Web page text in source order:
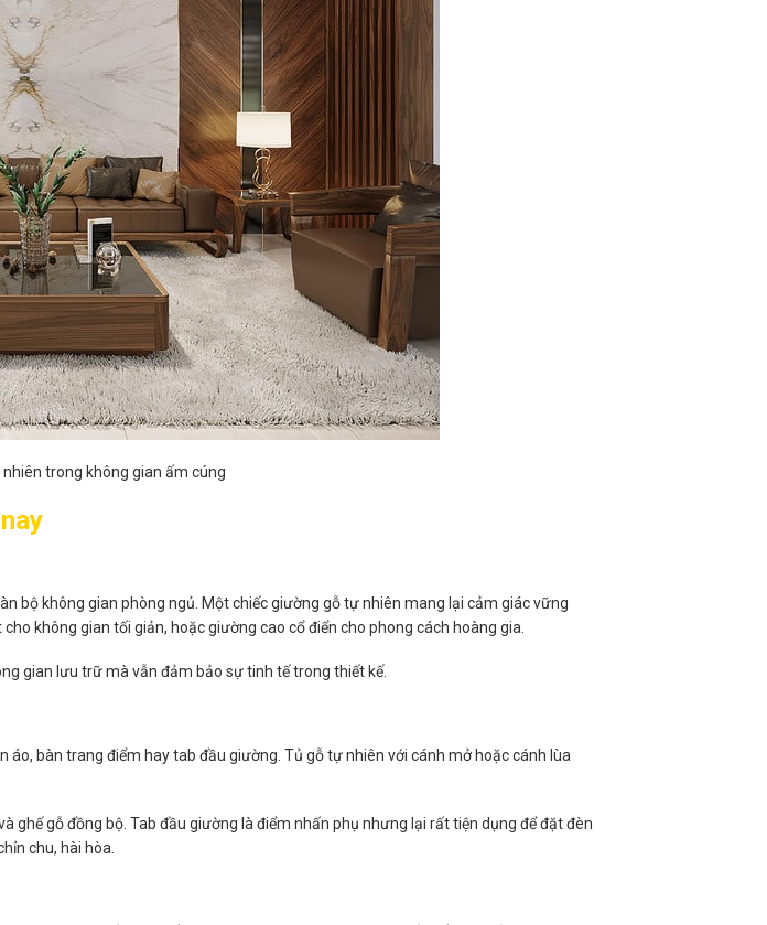
trong không gian ấm cúng
bộ không gian phòng ngủ. Một chiếc giường gỗ tự nhiên mang lại cảm giác vững
không gian tối giản, hoặc giường cao cổ điển cho phong cách hoàng gia.
gian lưu trữ mà vẫn đảm bảo sự tinh tế trong thiết kế.
bàn trang điểm hay tab đầu giường. Tủ gỗ tự nhiên với cánh mở hoặc cánh lùa
gỗ đồng bộ. Tab đầu giường là điểm nhấn phụ nhưng lại rất tiện dụng để đặt đèn
chu, hài hòa.